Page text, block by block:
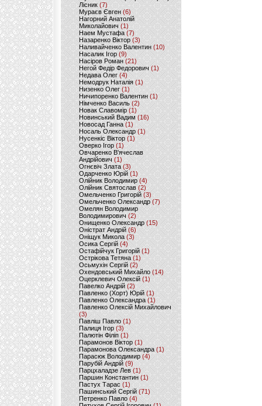
Лісник (7)
Мураєв Євген(6)
Нагорний Анатолій
Миколайович (1)
Наем Мустафа (7)
Назаренко Віктор (3)
Наливайченко Валентин (10)
Насалик Ігор(9)
Насіров Роман (21)
Негой Федір Федорович(1)
Недава Олег(4)
Немодрук Наталія(1)
Низенко Олег (1)
Ничипоренко Валентин (1)
Німченко Василь (2)
Новак Славомір (1)
Новинський Вадим (16)
Новосад Ганна (1)
Носаль Олександр (1)
Нусенкіс Віктор (1)
Оверко Ігор (1)
Овчаренко В'ячеслав
Андрійович(1)
Огнєвіч Злата (3)
Одарченко Юрій(1)
Олійник Володимир (4)
Олійник Святослав (2)
Омельченко Григорій (3)
Омельченко Олександр(7)
Омелян Володимир
Володимирович (2)
Онищенко Олександр (15)
Оністрат Андрій (6)
Оніщук Микола (3)
Осика Сергій(4)
Остафійчук Григорій(1)
Острікова Тетяна (1)
Осьмухін Сергій (2)
Охендовський Михайло (14)
Оцерклевич Олексій (1)
Павелко Андрій (2)
Павленко (Хорт) Юрій (1)
Павленко Олександра (1)
Павленко Олексій Михайлович
(3)
Павліш Павло(1)
Палиця Ігор (3)
Палютін Філіп(1)
Парамонов Віктор (1)
Парамонова Олександра(1)
Парасюк Володимир(4)
Парубій Андрій (9)
Парцхаладзе Лев (1)
Паршин Константин(1)
Пастух Тарас (1)
Пашинський Сергій (71)
Петренко Павло (4)